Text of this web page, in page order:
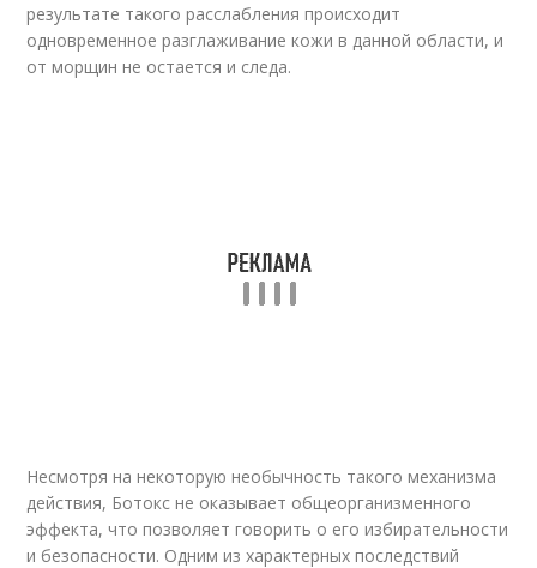
результате такого расслабления происходит
одновременное разглаживание кожи в данной области, и
от морщин не остается и следа.
Несмотря на некоторую необычность такого механизма
действия, Ботокс не оказывает общеорганизменного
эффекта, что позволяет говорить о его избирательности
и безопасности. Одним из характерных последствий